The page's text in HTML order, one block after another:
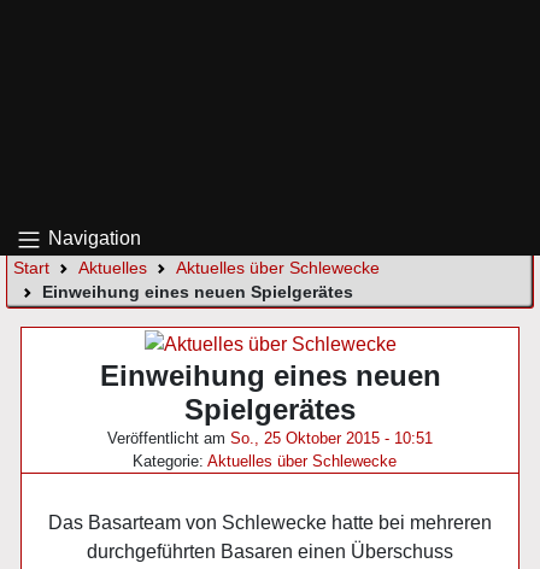
Navigation
Start Aktuelles
Aktuelles über Schlewecke
Einweihung eines neuen Spielgerätes
Einweihung eines neuen
Spielgerätes
Veröffentlicht am So., 25 Oktober 2015 - 10:51
Kategorie: Aktuelles über Schlewecke
Das Basarteam von Schlewecke hatte bei mehreren
durchgeführten Basaren einen Überschuss